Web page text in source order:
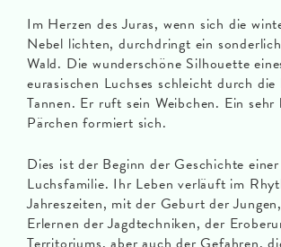
Im Herzen des Juras, wenn sich die
Nebel lichten, durchdringt ein
Wald. Die wunderschöne Silhouette
eurasischen Luchses schleicht durch
Tannen. Er ruft sein Weibchen. Ein sehr
Pärchen formiert sich.
Dies ist der Beginn der Geschichte einer
Luchsfamilie. Ihr Leben verläuft im
Jahreszeiten, mit der Geburt der
Erlernen der Jagdtechniken, der